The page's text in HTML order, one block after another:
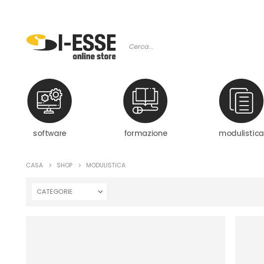
software formazione modulistica
CASA SHOP MODULISTICA
CATEGORIE